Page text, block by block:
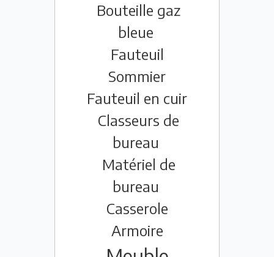
Bouteille gaz
bleue
Fauteuil
Sommier
Fauteuil en cuir
Classeurs de
bureau
Matériel de
bureau
Casserole
Armoire